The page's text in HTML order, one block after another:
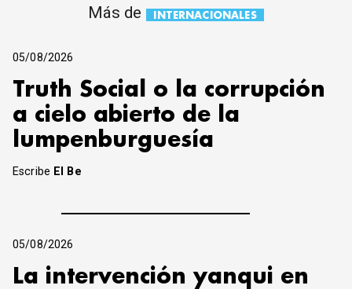
Más de INTERNACIONALES
05/08/2026
Truth Social o la corrupción
a cielo abierto de la
lumpenburguesía
Escribe El Be
05/08/2026
La intervención yanqui en